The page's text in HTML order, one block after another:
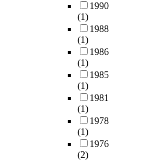
1990
(1)
1988
(1)
1986
(1)
1985
(1)
1981
(1)
1978
(1)
1976
(2)